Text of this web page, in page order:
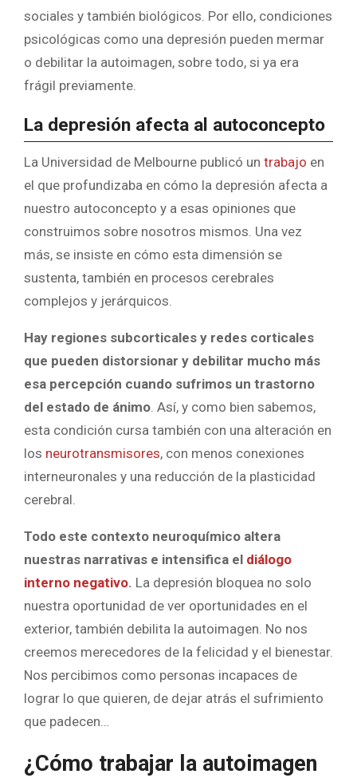
sociales y también biológicos. Por ello, condiciones
psicológicas como una depresión pueden mermar
o debilitar la autoimagen, sobre todo, si ya era
frágil previamente.
La depresión afecta al autoconcepto
La Universidad de Melbourne publicó un trabajo en
el que profundizaba en cómo la depresión afecta a
nuestro autoconcepto y a esas opiniones que
construimos sobre nosotros mismos. Una vez
más, se insiste en cómo esta dimensión se
sustenta, también en procesos cerebrales
complejos y jerárquicos.
Hay regiones subcorticales y redes corticales
que pueden distorsionar y debilitar mucho más
esa percepción cuando sufrimos un trastorno
del estado de ánimo. Así, y como bien sabemos,
esta condición cursa también con una alteración en
los neurotransmisores, con menos conexiones
interneuronales y una reducción de la plasticidad
cerebral.
Todo este contexto neuroquímico altera
nuestras narrativas e intensifica el diálogo
interno negativo. La depresión bloquea no solo
nuestra oportunidad de ver oportunidades en el
exterior, también debilita la autoimagen. No nos
creemos merecedores de la felicidad y el bienestar.
Nos percibimos como personas incapaces de
lograr lo que quieren, de dejar atrás el sufrimiento
que padecen…
¿Cómo trabajar la autoimagen